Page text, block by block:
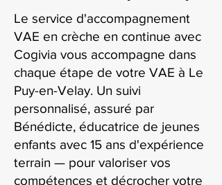
Le service d'accompagnement
VAE en crèche en continue avec
Cogivia vous accompagne dans
chaque étape de votre VAE à Le
Puy-en-Velay. Un suivi
personnalisé, assuré par
Bénédicte, éducatrice de jeunes
enfants avec 15 ans d'expérience
terrain — pour valoriser vos
compétences et décrocher votre